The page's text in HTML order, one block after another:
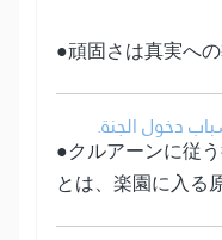
●頑固さは真実へ
دخول الجنة.
●クルアーンに従
とは、楽園に入る